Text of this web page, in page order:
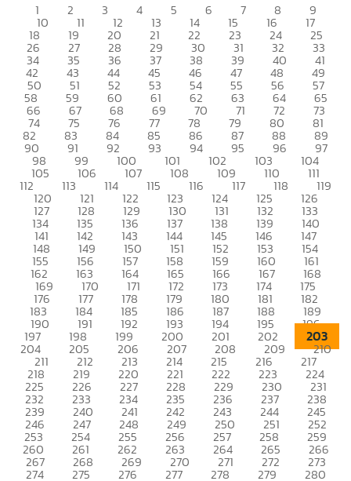
1 2 3 4 5 6 7 8 9
10 11 12 13 14 15 16 17
18 19 20 21 22 23 24 25
26 27 28 29 30 31 32 33
34 35 36 37 38 39 40 41
42 43 44 45 46 47 48 49
50 51 52 53 54 55 56 57
58 59 60 61 62 63 64 65
66 67 68 69 70 71 72 73
74 75 76 77 78 79 80 81
82 83 84 85 86 87 88 89
90 91 92 93 94 95 96 97
98 99 100 101 102 103 104
105 106 107 108 109 110 111
112 113 114 115 116 117 118 119
120 121 122 123 124 125 126
127 128 129 130 131 132 133
134 135 136 137 138 139 140
141 142 143 144 145 146 147
148 149 150 151 152 153 154
155 156 157 158 159 160 161
162 163 164 165 166 167 168
169 170 171 172 173 174 175
176 177 178 179 180 181 182
183 184 185 186 187 188 189
190 191 192 193 194 195 196
197 198 199 200 201 202 203
204 205 206 207 208 209 210
211 212 213 214 215 216 217
218 219 220 221 222 223 224
225 226 227 228 229 230 231
232 233 234 235 236 237 238
239 240 241 242 243 244 245
246 247 248 249 250 251 252
253 254 255 256 257 258 259
260 261 262 263 264 265 266
267 268 269 270 271 272 273
274 275 276 277 278 279 280